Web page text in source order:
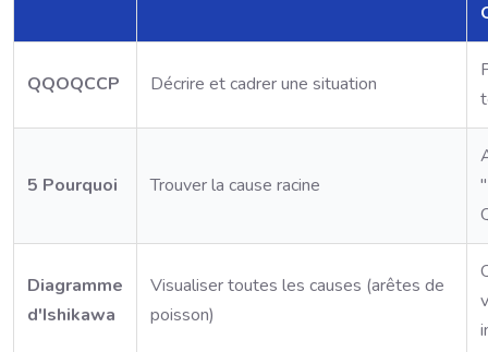
QQOQCCP Décrire et cadrer une situation
5 Pourquoi Trouver la cause racine
Diagramme
d'Ishikawa
Visualiser toutes les causes (arêtes de
poisson)